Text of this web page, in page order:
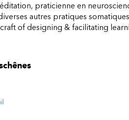
praticienne en
autres pratiques
of designing & facilitating